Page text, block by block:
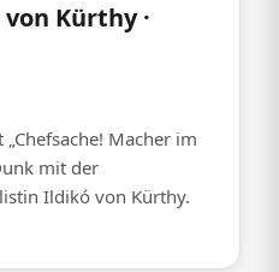
Kürthy ·
Macher im
mit der
Ildikó von Kürthy.